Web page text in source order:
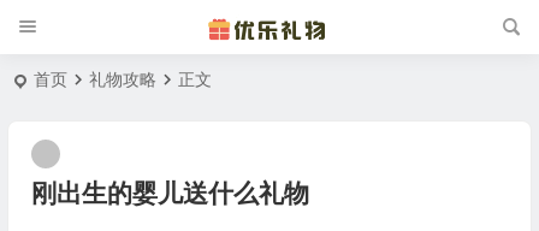
首页 礼物攻略 正文
刚出生的婴儿送什么礼物